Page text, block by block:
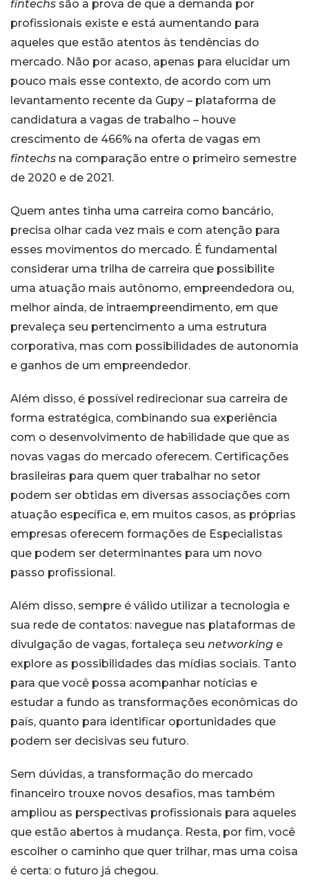
fintechs são a prova de que a demanda por
profissionais existe e está aumentando para
aqueles que estão atentos às tendências do
mercado. Não por acaso, apenas para elucidar um
pouco mais esse contexto, de acordo com um
levantamento recente da Gupy – plataforma de
candidatura a vagas de trabalho – houve
crescimento de 466% na oferta de vagas em
fintechs na comparação entre o primeiro semestre
de 2020 e de 2021.
Quem antes tinha uma carreira como bancário,
precisa olhar cada vez mais e com atenção para
esses movimentos do mercado. É fundamental
considerar uma trilha de carreira que possibilite
uma atuação mais autônomo, empreendedora ou,
melhor ainda, de intraempreendimento, em que
prevaleça seu pertencimento a uma estrutura
corporativa, mas com possibilidades de autonomia
e ganhos de um empreendedor.
Além disso, é possível redirecionar sua carreira de
forma estratégica, combinando sua experiência
com o desenvolvimento de habilidade que que as
novas vagas do mercado oferecem. Certificações
brasileiras para quem quer trabalhar no setor
podem ser obtidas em diversas associações com
atuação específica e, em muitos casos, as próprias
empresas oferecem formações de Especialistas
que podem ser determinantes para um novo
passo profissional.
Além disso, sempre é válido utilizar a tecnologia e
sua rede de contatos: navegue nas plataformas de
divulgação de vagas, fortaleça seu networking e
explore as possibilidades das mídias sociais. Tanto
para que você possa acompanhar notícias e
estudar a fundo as transformações econômicas do
país, quanto para identificar oportunidades que
podem ser decisivas seu futuro.
Sem dúvidas, a transformação do mercado
financeiro trouxe novos desafios, mas também
ampliou as perspectivas profissionais para aqueles
que estão abertos à mudança. Resta, por fim, você
escolher o caminho que quer trilhar, mas uma coisa
é certa: o futuro já chegou.